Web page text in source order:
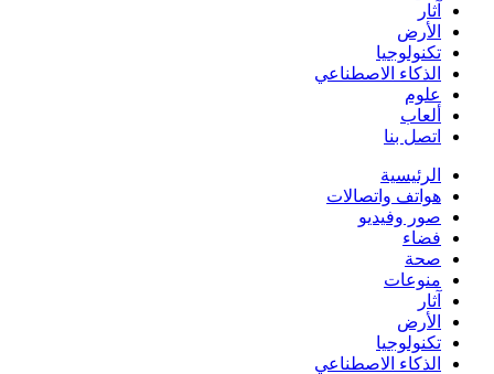
آثار
الأرض
تكنولوجيا
الذكاء الاصطناعي
علوم
ألعاب
اتصل بنا
الرئيسية
هواتف واتصالات
صور وفيديو
فضاء
صحة
منوعات
آثار
الأرض
تكنولوجيا
الذكاء الاصطناعي